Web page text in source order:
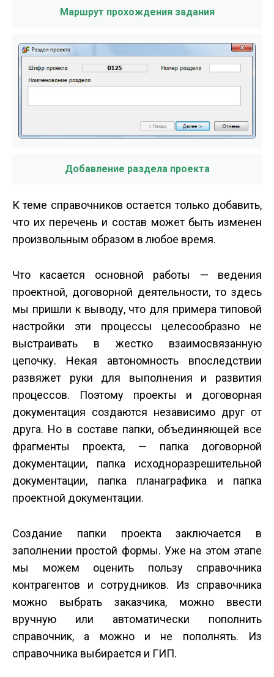
Маршрут прохождения задания
Добавление раздела проекта
К теме справочников остается только добавить,
что их перечень и состав может быть изменен
произвольным образом в любое время.
Что касается основной работы — ведения
проектной, договорной деятельности, то здесь
мы пришли к выводу, что для примера типовой
настройки эти процессы целесообразно не
выстраивать в жестко взаимосвязанную
цепочку. Некая автономность впоследствии
развяжет руки для выполнения и развития
процессов. Поэтому проекты и договорная
документация создаются независимо друг от
друга. Но в составе папки, объединяющей все
фрагменты проекта, — папка договорной
документации, папка исходно­разрешительной
документации, папка плана­графика и папка
проектной документации.
Создание папки проекта заключается в
заполнении простой формы. Уже на этом этапе
мы можем оценить пользу справочника
контрагентов и сотрудников. Из справочника
можно выбрать заказчика, можно ввести
вручную или автоматически пополнить
справочник, а можно и не пополнять. Из
справочника выбирается и ГИП.